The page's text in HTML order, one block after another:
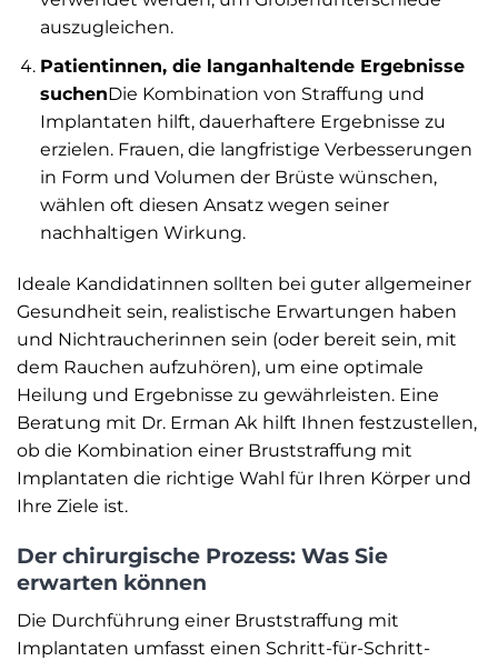
auszugleichen.
Patientinnen, die langanhaltende Ergebnisse
suchenDie Kombination von Straffung und
Implantaten hilft, dauerhaftere Ergebnisse zu
erzielen. Frauen, die langfristige Verbesserungen
in Form und Volumen der Brüste wünschen,
wählen oft diesen Ansatz wegen seiner
nachhaltigen Wirkung.
Ideale Kandidatinnen sollten bei guter allgemeiner
Gesundheit sein, realistische Erwartungen haben
und Nichtraucherinnen sein (oder bereit sein, mit
dem Rauchen aufzuhören), um eine optimale
Heilung und Ergebnisse zu gewährleisten. Eine
Beratung mit Dr. Erman Ak hilft Ihnen festzustellen,
ob die Kombination einer Bruststraffung mit
Implantaten die richtige Wahl für Ihren Körper und
Ihre Ziele ist.
Der chirurgische Prozess: Was Sie
erwarten können
Die Durchführung einer Bruststraffung mit
Implantaten umfasst einen Schritt-für-Schritt-